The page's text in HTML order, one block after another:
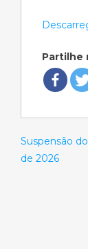
Partilhe
Suspensão
de 2026